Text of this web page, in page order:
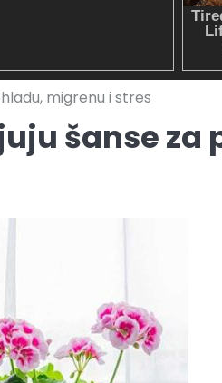
migrenu i stres
šanse za